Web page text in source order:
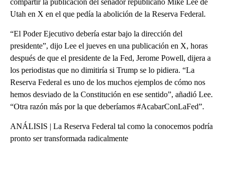
compartir la publicación del senador republicano Mike Lee de
Utah en X en el que pedía la abolición de la Reserva Federal.
“El Poder Ejecutivo debería estar bajo la dirección del
presidente”, dijo Lee el jueves en una publicación en X, horas
después de que el presidente de la Fed, Jerome Powell, dijera a
los periodistas que no dimitiría si Trump se lo pidiera. “La
Reserva Federal es uno de los muchos ejemplos de cómo nos
hemos desviado de la Constitución en ese sentido”, añadió Lee.
“Otra razón más por la que deberíamos #AcabarConLaFed”.
ANÁLISIS | La Reserva Federal tal como la conocemos podría
pronto ser transformada radicalmente